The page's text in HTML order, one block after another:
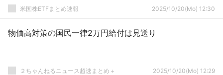
米国株ETFまとめ速報 2025/10/20(Mo) 12:30
物価高対策の国民一律2万円給付は見送り
２ちゃんねるニュース超速まとめ＋ 2025/10/20(Mo) 12:29